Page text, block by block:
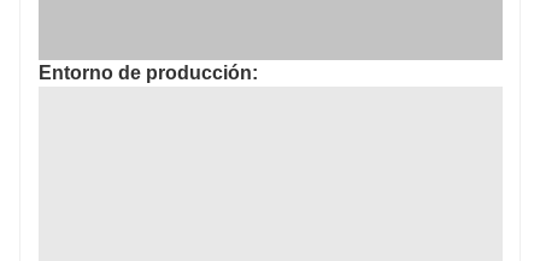
Entorno de producción: